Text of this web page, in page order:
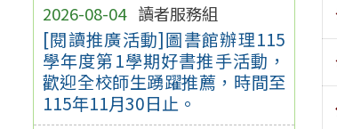
2026-08-04 讀者服務組
[閱讀推廣活動]圖書館辦理115
學年度第1學期好書推手活動，
歡迎全校師生踴躍推薦，時間至
115年11月30日止。